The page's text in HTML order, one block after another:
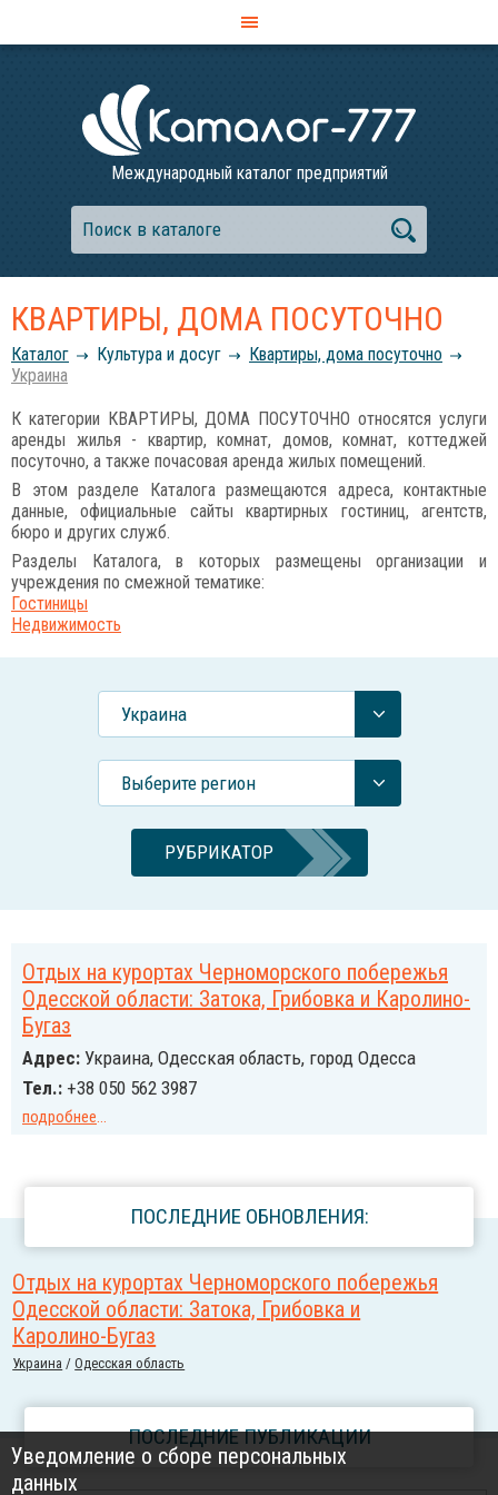
Международный каталог предприятий
КВАРТИРЫ, ДОМА ПОСУТОЧНО
Каталог Культура и досуг
Квартиры, дома посуточно
Украина
К категории КВАРТИРЫ, ДОМА ПОСУТОЧНО относятся услуги
аренды жилья - квартир, комнат, домов, комнат, коттеджей
посуточно, а также почасовая аренда жилых помещений.
В этом разделе Каталога размещаются адреса, контактные
данные, официальные сайты квартирных гостиниц, агентств,
бюро и других служб.
Разделы Каталога, в которых размещены организации и
учреждения по смежной тематике:
Гостиницы
Недвижимость
Украина
Выберите регион
РУБРИКАТОР
Отдых на курортах Черноморского побережья
Одесской области: Затока, Грибовка и Каролино-
Бугаз
Адрес: Украина, Одесская область, город Одесса
Тел.: +38 050 562 3987
подробнее...
ПОСЛЕДНИЕ ОБНОВЛЕНИЯ:
Отдых на курортах Черноморского побережья
Одесской области: Затока, Грибовка и
Каролино-Бугаз
Украина /Одесская область
ПОСЛЕДНИЕ ПУБЛИКАЦИИ
Уведомление о сборе персональных
данных